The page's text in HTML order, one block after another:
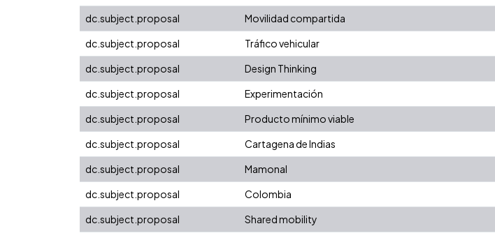
dc.subject.proposal
Movilidad compartida
dc.subject.proposal
Tráfico vehicular
dc.subject.proposal
Design Thinking
dc.subject.proposal
Experimentación
dc.subject.proposal
Producto mínimo viable
dc.subject.proposal
Cartagena de Indias
dc.subject.proposal
Mamonal
dc.subject.proposal
Colombia
dc.subject.proposal
Shared mobility